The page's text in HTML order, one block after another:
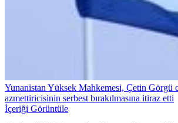
Yunanistan Yüksek Mahkemesi, Çetin Görgü
azmettiricisinin serbest bırakılmasına itiraz etti
İçeriği Görüntüle